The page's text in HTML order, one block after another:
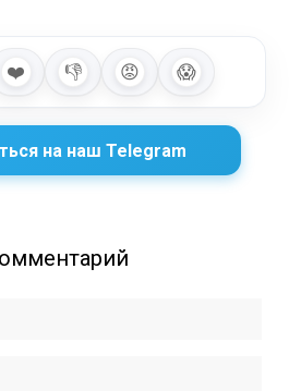
❤️ 👎 😡 😱
на наш Telegram